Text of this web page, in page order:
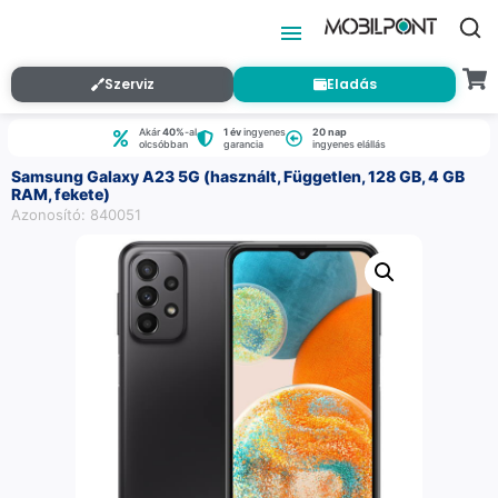
Szerviz Eladás
Akár40%-al
olcsóbban
1 évingyenes
garancia
20 nap
ingyenes elállás
Samsung Galaxy A23 5G (használt, Független, 128 GB, 4 GB
RAM, fekete)
Azonosító: 840051